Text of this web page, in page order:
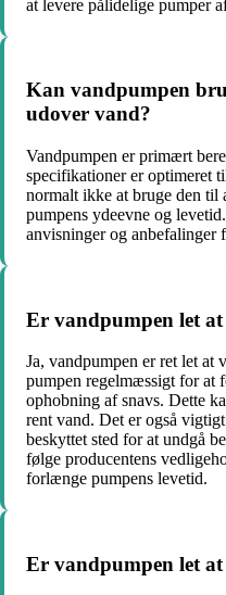
at levere pålidelige pumper
Kan vandpumpen
udover vand?
Vandpumpen er primært
specifikationer er optimeret
normalt ikke at bruge den til
pumpens ydeevne og
anvisninger og anbefalinger
Er vandpumpen let at
Ja, vandpumpen er ret let at
pumpen regelmæssigt for at
ophobning af snavs. Dette
rent vand. Det er også
beskyttet sted for at undgå
følge producentens
forlænge pumpens levetid.
Er vandpumpen let at